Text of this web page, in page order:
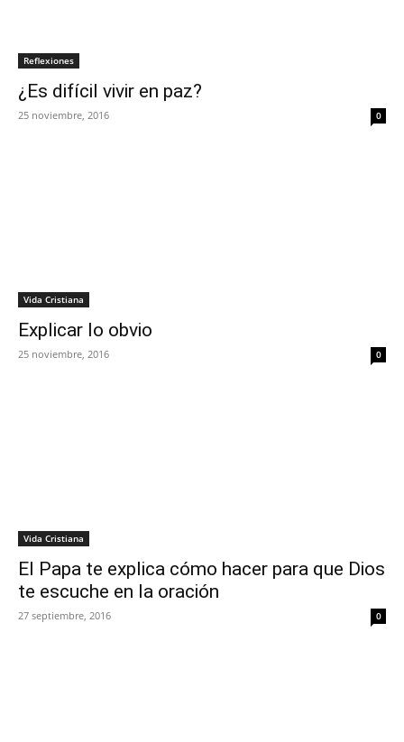
Reflexiones
¿Es difícil vivir en paz?
25 noviembre, 2016 0
Vida Cristiana
Explicar lo obvio
25 noviembre, 2016 0
Vida Cristiana
El Papa te explica cómo hacer para que Dios
te escuche en la oración
27 septiembre, 2016 0